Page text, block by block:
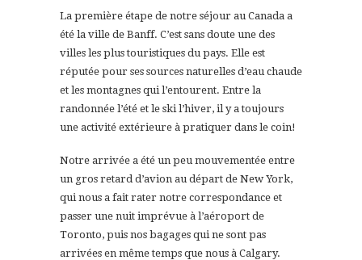
La première étape de notre séjour au Canada a
été la ville de Banff. C’est sans doute une des
villes les plus touristiques du pays. Elle est
réputée pour ses sources naturelles d’eau chaude
et les montagnes qui l’entourent. Entre la
randonnée l’été et le ski l’hiver, il y a toujours
une activité extérieure à pratiquer dans le coin!
Notre arrivée a été un peu mouvementée entre
un gros retard d’avion au départ de New York,
qui nous a fait rater notre correspondance et
passer une nuit imprévue à l’aéroport de
Toronto, puis nos bagages qui ne sont pas
arrivées en même temps que nous à Calgary.